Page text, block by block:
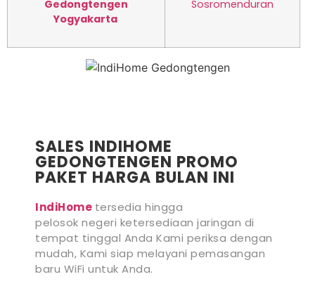
Gedongtengen
Yogyakarta
Sosromenduran
SALES INDIHOME
GEDONGTENGEN PROMO
PAKET HARGA BULAN INI
IndiHome tersedia hingga
pelosok negeri ketersediaan jaringan di
tempat tinggal Anda Kami periksa dengan
mudah, Kami siap melayani pemasangan
baru WiFi untuk Anda.